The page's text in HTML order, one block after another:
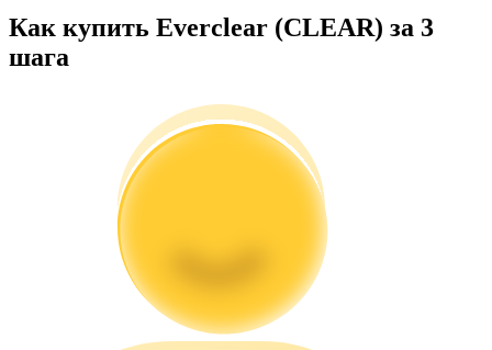
Руководство для начинающих по фьючерсам
Как купить Everclear (CLEAR) за 3
шага